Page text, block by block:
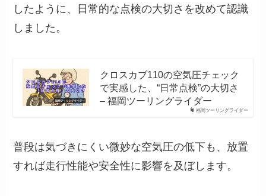
したように、日常的な点検の大切さを改めて認識
しました。
福岡ツーリングライダー
クロスカブ110の空気圧チェック
で実感した、“日常点検”の大切さ
– 福岡ツーリングライダー
普段は気づきにくい微妙な空気圧の低下も、放置
すれば走行性能や安全性に影響を及ぼします。